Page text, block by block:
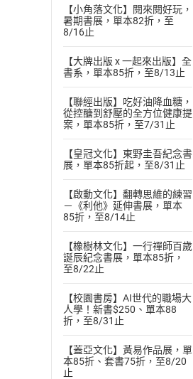
【小角落文化】閱來閱好玩，
暑期書展，單本82折，至
8/16止
【大牌出版 x 一起來出版】全
書系，單本85折，至8/13止
【聯經出版】吃好油降血糖，
從控醣到舒壓的全方位健康提
案，單本85折，至7/31止
【皇冠文化】東野圭吾紀念書
展，單本85折起，至8/31止
【啟動文化】翻轉思維的練習
－《利他》延伸書展，單本
85折，至8/14止
【橡樹林文化】一行禪師百歲
誕辰紀念書展，單本85折，
至8/22止
【校園書房】AI世代的職場大
人學！新書$250、單本88
折，至8/31止
【蓋亞文化】黃易作品展，單
本85折、套書75折，至8/20
止